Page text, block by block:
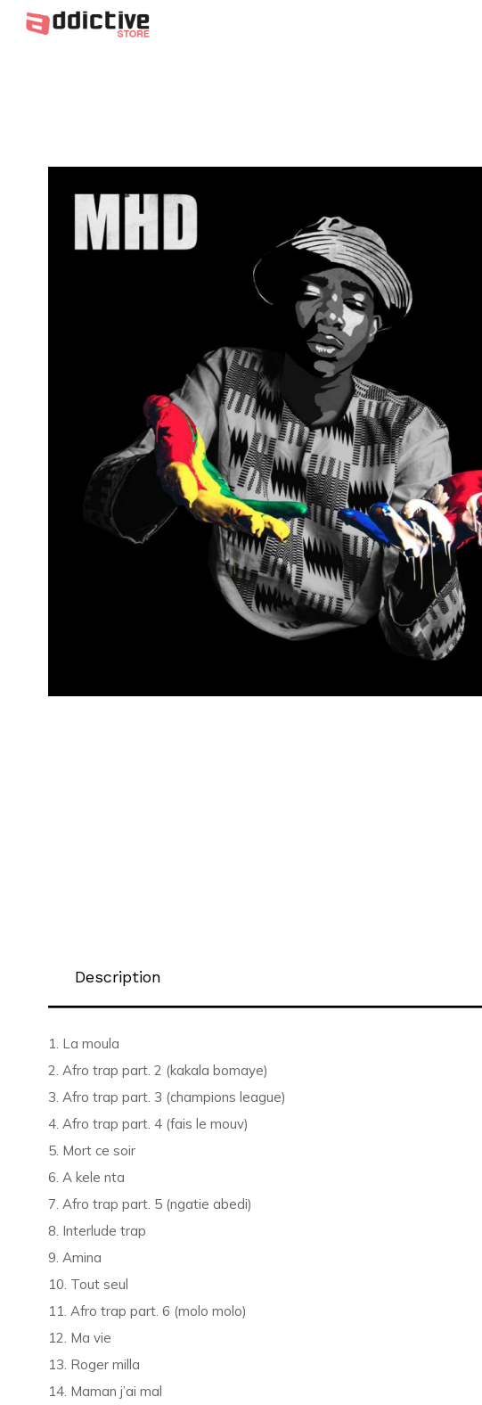
Description
1. La moula
2. Afro trap part. 2 (kakala bomaye)
3. Afro trap part. 3 (champions league)
4. Afro trap part. 4 (fais le mouv)
5. Mort ce soir
6. A kele nta
7. Afro trap part. 5 (ngatie abedi)
8. Interlude trap
9. Amina
10. Tout seul
11. Afro trap part. 6 (molo molo)
12. Ma vie
13. Roger milla
14. Maman j’ai mal